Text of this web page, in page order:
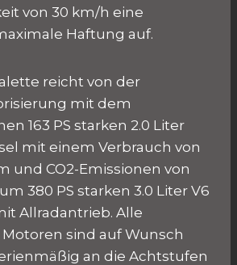
von 30 km/h eine
Haftung auf.
reicht von der
mit dem
163 PS starken 2.0 Liter
mit einem Verbrauch von
und CO2-Emissionen von
380 PS starken 3.0 Liter V6
Allradantrieb. Alle
sind auf Wunsch
an die Achtstufen